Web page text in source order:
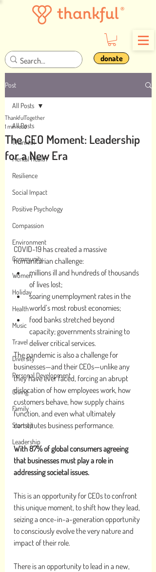
donate
Post
All Posts
Thankful
Mental Health
Resilience
Social Impact
Positive Psychology
Compassion
Environment
Community
Women
Holiday
Health
Music
Travel
Diversity
Personal Development
Giving
Family
Start up
Leadership
All Posts
The CEO Moment: Leadership
for a New Era
ThankfulTogether
1 min read
COVID-19 has created a massive
humanitarian challenge:
millions ill and hundreds of thousands
of lives lost;
soaring unemployment rates in the
world’s most robust economies;
food banks stretched beyond
capacity; governments straining to
deliver critical services.
The pandemic is also a challenge for
businesses—and their CEOs—unlike any
they have ever faced, forcing an abrupt
dislocation of how employees work, how
customers behave, how supply chains
function, and even what ultimately
constitutes business performance.
With 87% of global consumers agreeing
that businesses must play a role in
addressing societal issues.
This is an opportunity for CEOs to confront
this unique moment, to shift how they lead,
seizing a once-in-a-generation opportunity
to consciously evolve the very nature and
impact of their role.
There is an opportunity to lead in a new,